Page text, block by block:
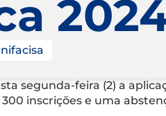
segunda-feira (2) a
inscrições e uma